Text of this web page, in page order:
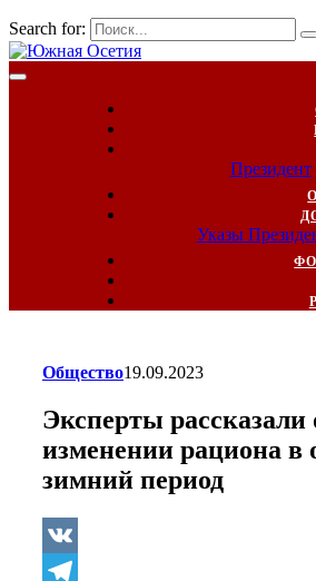
Search for:
Президент
Указы
Общество19.09.2023
Эксперты рассказали
изменении рациона в
зимний период
VK